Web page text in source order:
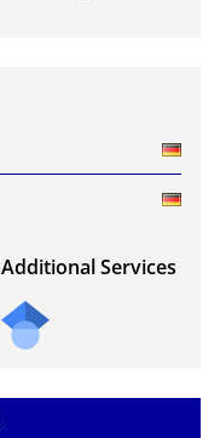
Additional Services